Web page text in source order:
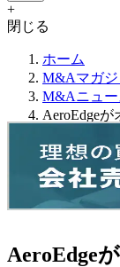
+
閉じる
ホーム
M&Aマガジ
M&Aニュー
AeroEdge
AeroEdge